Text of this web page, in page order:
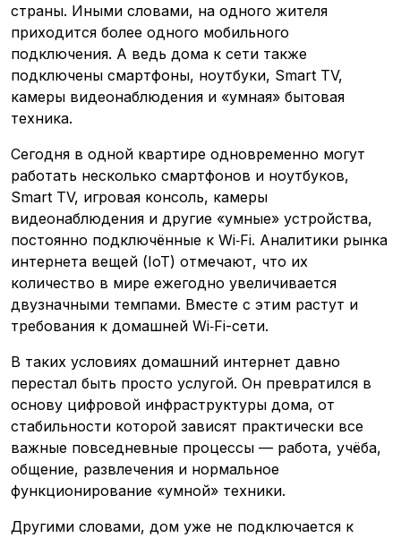
страны. Иными словами, на одного жителя
приходится более одного мобильного
подключения. А ведь дома к сети также
подключены смартфоны, ноутбуки, Smart TV,
камеры видеонаблюдения и «умная» бытовая
техника.
Сегодня в одной квартире одновременно могут
работать несколько смартфонов и ноутбуков,
Smart TV, игровая консоль, камеры
видеонаблюдения и другие «умные» устройства,
постоянно подключённые к Wi‑Fi. Аналитики рынка
интернета вещей (IoT) отмечают, что их
количество в мире ежегодно увеличивается
двузначными темпами. Вместе с этим растут и
требования к домашней Wi‑Fi-сети.
В таких условиях домашний интернет давно
перестал быть просто услугой. Он превратился в
основу цифровой инфраструктуры дома, от
стабильности которой зависят практически все
важные повседневные процессы — работа, учёба,
общение, развлечения и нормальное
функционирование «умной» техники.
Другими словами, дом уже не подключается к